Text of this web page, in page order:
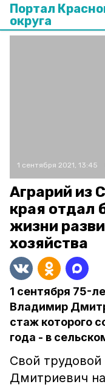
Портал
округа
1 сентября 2021, 13:45
Аграрий из
края отдал
жизни
хозяйства
1 сентября 75-
Владимир
стаж которого
года - в
Свой
Дмитриевич